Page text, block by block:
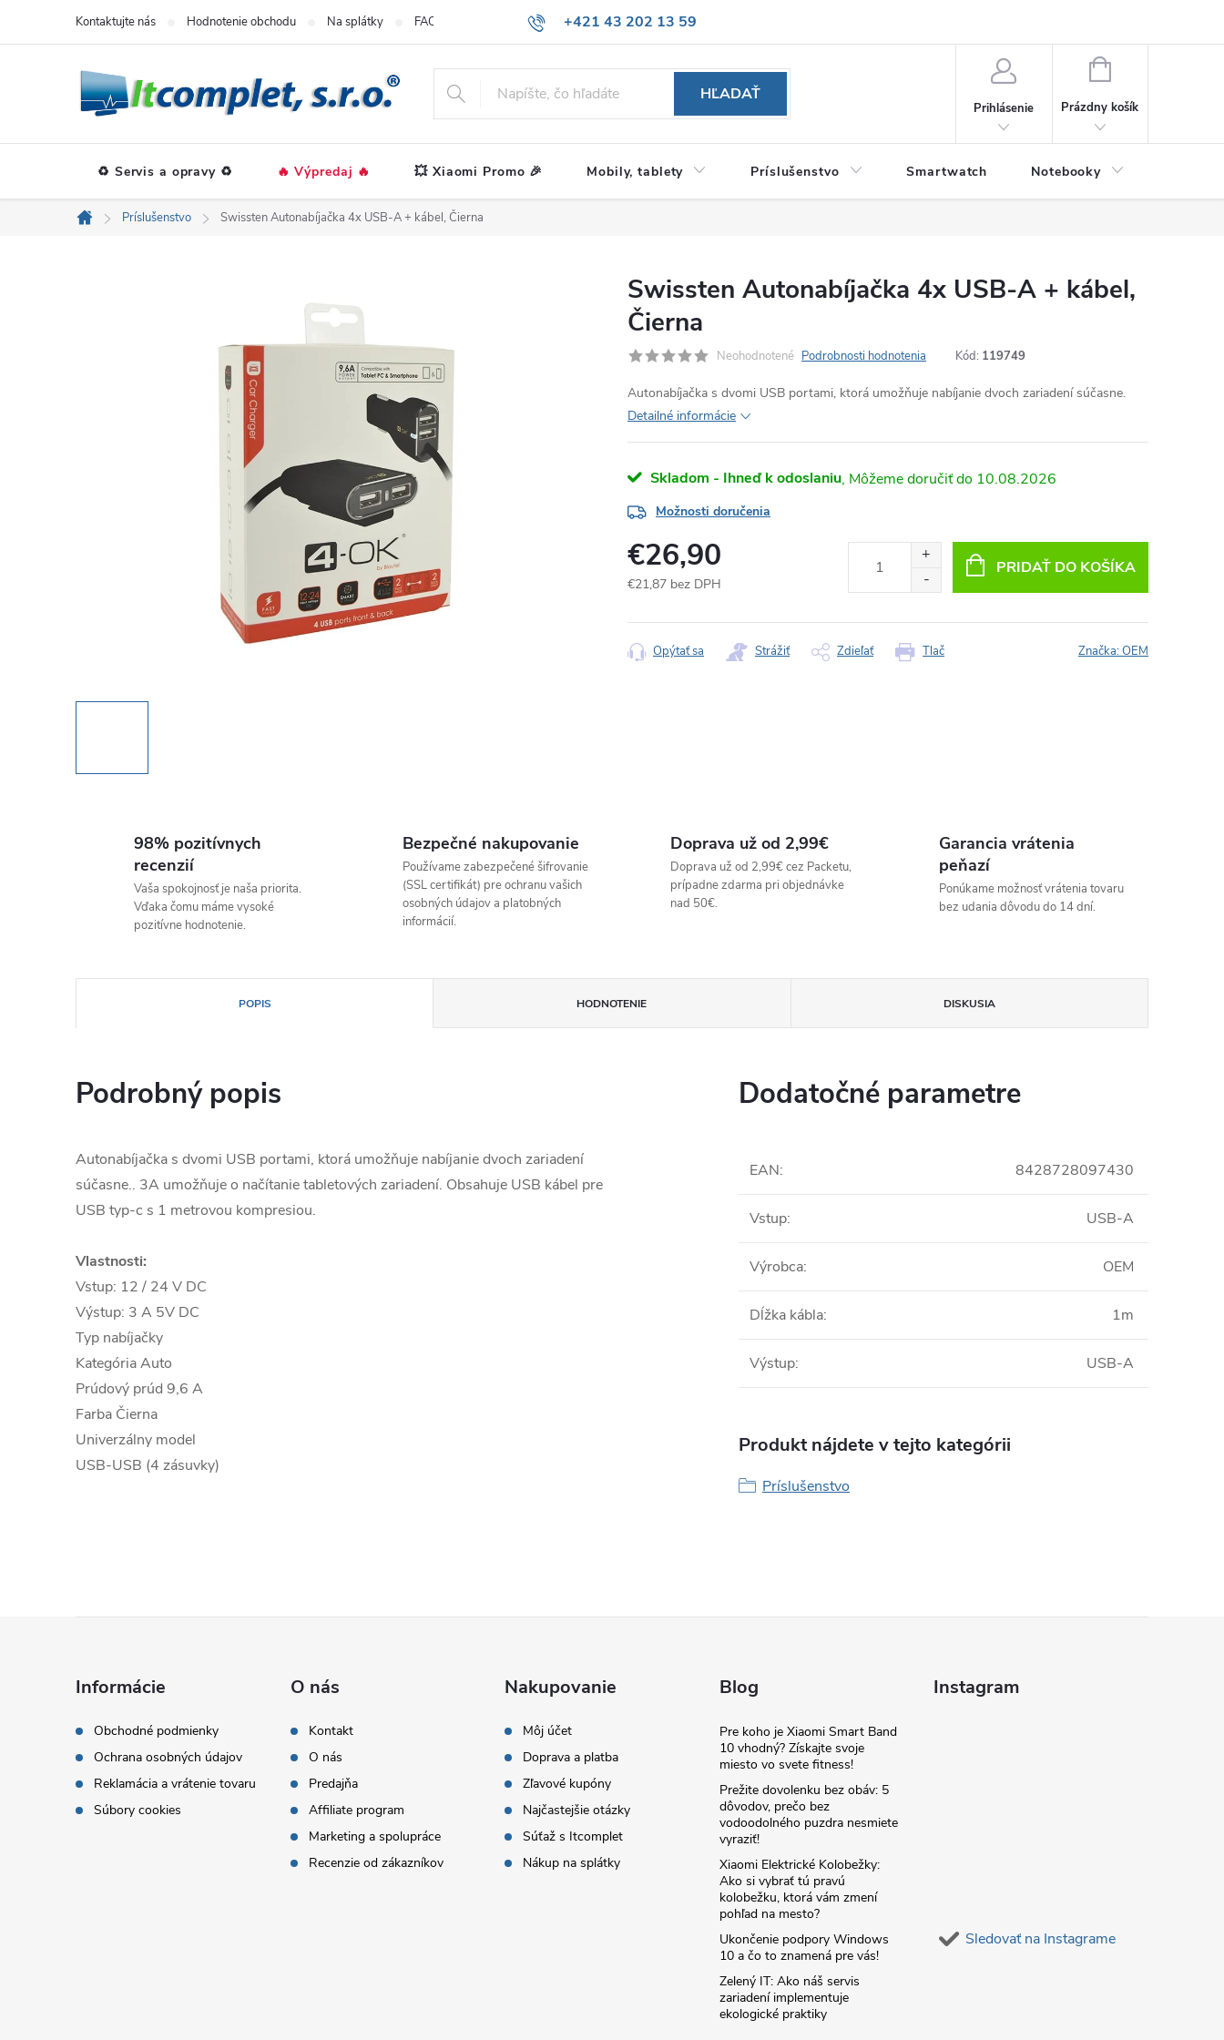
+421 43 202 13 59
Kontaktujte nás Hodnotenie obchodu Na splátky FAQ
HĽADAŤ
Prihlásenie
NÁKUPNÝ
Prázdny košík
♻️ Servis a opravy ♻️ 🔥 Výpredaj 🔥 💥 Xiaomi Promo 🎉 Mobily, tablety Príslušenstvo Smartwatch Notebooky
Domov
Príslušenstvo Swissten Autonabíjačka 4x USB-A + kábel, Čierna
Swissten Autonabíjačka 4x USB-A + kábel,
Čierna
Neohodnotené Podrobnosti hodnotenia Kód: 119749
Autonabíjačka s dvomi USB portami, ktorá umožňuje nabíjanie dvoch zariadení súčasne.
Detailné informácie
Skladom - Ihneď k odoslaniu 10.08.2026
Možnosti doručenia
€26,90
€21,87 bez DPH
cena:
PRIDAŤ DO KOŠÍKA
Tlač
Opýtať sa Strážiť Zdieľať Značka:OEM
98% pozitívnych
recenzií
Vaša spokojnosť je naša priorita.
Vďaka čomu máme vysoké
pozitívne hodnotenie.
Bezpečné nakupovanie
Používame zabezpečené šifrovanie
(SSL certifikát) pre ochranu vašich
osobných údajov a platobných
informácií.
Doprava už od 2,99€
Doprava už od 2,99€ cez Packetu,
prípadne zdarma pri objednávke
nad 50€.
Garancia vrátenia
peňazí
Ponúkame možnosť vrátenia tovaru
bez udania dôvodu do 14 dní.
POPIS HODNOTENIE DISKUSIA
Podrobný popis
Autonabíjačka s dvomi USB portami, ktorá umožňuje nabíjanie dvoch zariadení
súčasne.. 3A umožňuje o načítanie tabletových zariadení. Obsahuje USB kábel pre
USB typ-c s 1 metrovou kompresiou.
Vlastnosti:
Vstup: 12 / 24 V DC
Výstup: 3 A 5V DC
Typ nabíjačky
Kategória Auto
Prúdový prúd 9,6 A
Farba Čierna
Univerzálny model
USB-USB (4 zásuvky)
Dodatočné parametre
EAN: 8428728097430
Vstup: USB-A
Výrobca: OEM
Dĺžka kábla: 1m
Výstup: USB-A
Produkt nájdete v tejto kategórii
Príslušenstvo
Informácie
Obchodné podmienky
Ochrana osobných údajov
Reklamácia a vrátenie tovaru
Súbory cookies
O nás
Kontakt
O nás
Predajňa
Affiliate program
Marketing a spolupráce
Recenzie od zákazníkov
Nakupovanie
Môj účet
Doprava a platba
Zľavové kupóny
Najčastejšie otázky
Súťaž s Itcomplet
Nákup na splátky
Blog
Pre koho je Xiaomi Smart Band
10 vhodný? Získajte svoje
miesto vo svete fitness!
Prežite dovolenku bez obáv: 5
dôvodov, prečo bez
vodoodolného puzdra nesmiete
vyraziť!
Xiaomi Elektrické Kolobežky:
Ako si vybrať tú pravú
kolobežku, ktorá vám zmení
pohľad na mesto?
Ukončenie podpory Windows
10 a čo to znamená pre vás!
Zelený IT: Ako náš servis
zariadení implementuje
ekologické praktiky
Instagram
Sledovať na Instagrame